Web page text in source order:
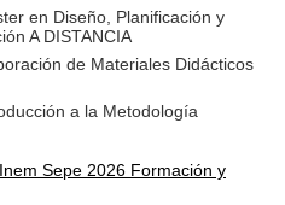
en Diseño, Planificación y
A DISTANCIA
de Materiales Didácticos
a la Metodología
Sepe 2026 Formación y